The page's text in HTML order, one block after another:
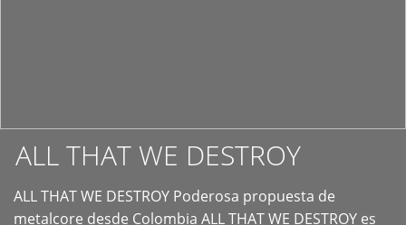
ALL THAT WE DESTROY
ALL THAT WE DESTROY Poderosa propuesta de
metalcore desde Colombia ALL THAT WE DESTROY es